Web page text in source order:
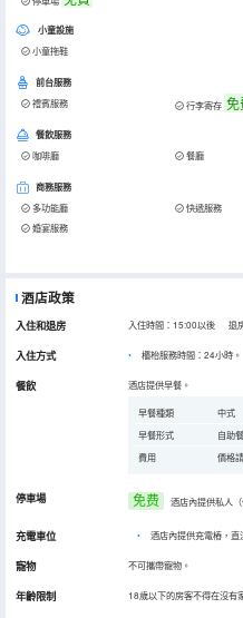
小童設施
小童拖鞋
前台服務
禮賓服務 行李寄存 免
餐飲服務
咖啡廳 餐廳
商務服務
多功能廳 快遞服務
婚宴服務
酒店政策
入住和退房 入住時間：15:00以後 退
入住方式 櫃枱服務時間：24小時。
餐飲 酒店提供早餐。
早餐種類
中式
早餐形式
自助
費用
價格
停車場 免费 酒店內提供私人（
充電車位 • 酒店內提供充電樁，直
寵物 不可攜帶寵物。
年齡限制 18歲以下的房客不得在沒有